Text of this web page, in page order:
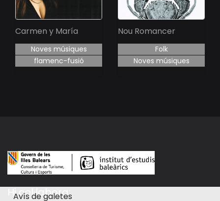
Carmen y María
Noves músiques
flamenc-fusió
Nou Romancer
Folk
Noves músiques
Hi col·labora:
Avís de galetes